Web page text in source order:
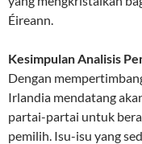
Éireann.
Kesimpulan Analisis
Dengan
Irlandia mendatang
partai-partai untuk
pemilih. Isu-isu yang